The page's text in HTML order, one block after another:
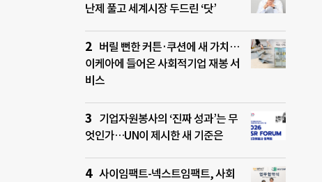
난제 풀고 세계시장 두드린 ‘닷’
버릴 뻔한 커튼·쿠션에 새 가치…
이케아에 들어온 사회적기업 재봉 서
비스
기업자원봉사의 ‘진짜 성과’는 무
엇인가…UN이 제시한 새 기준은
사이임팩트-넥스트임팩트, 사회